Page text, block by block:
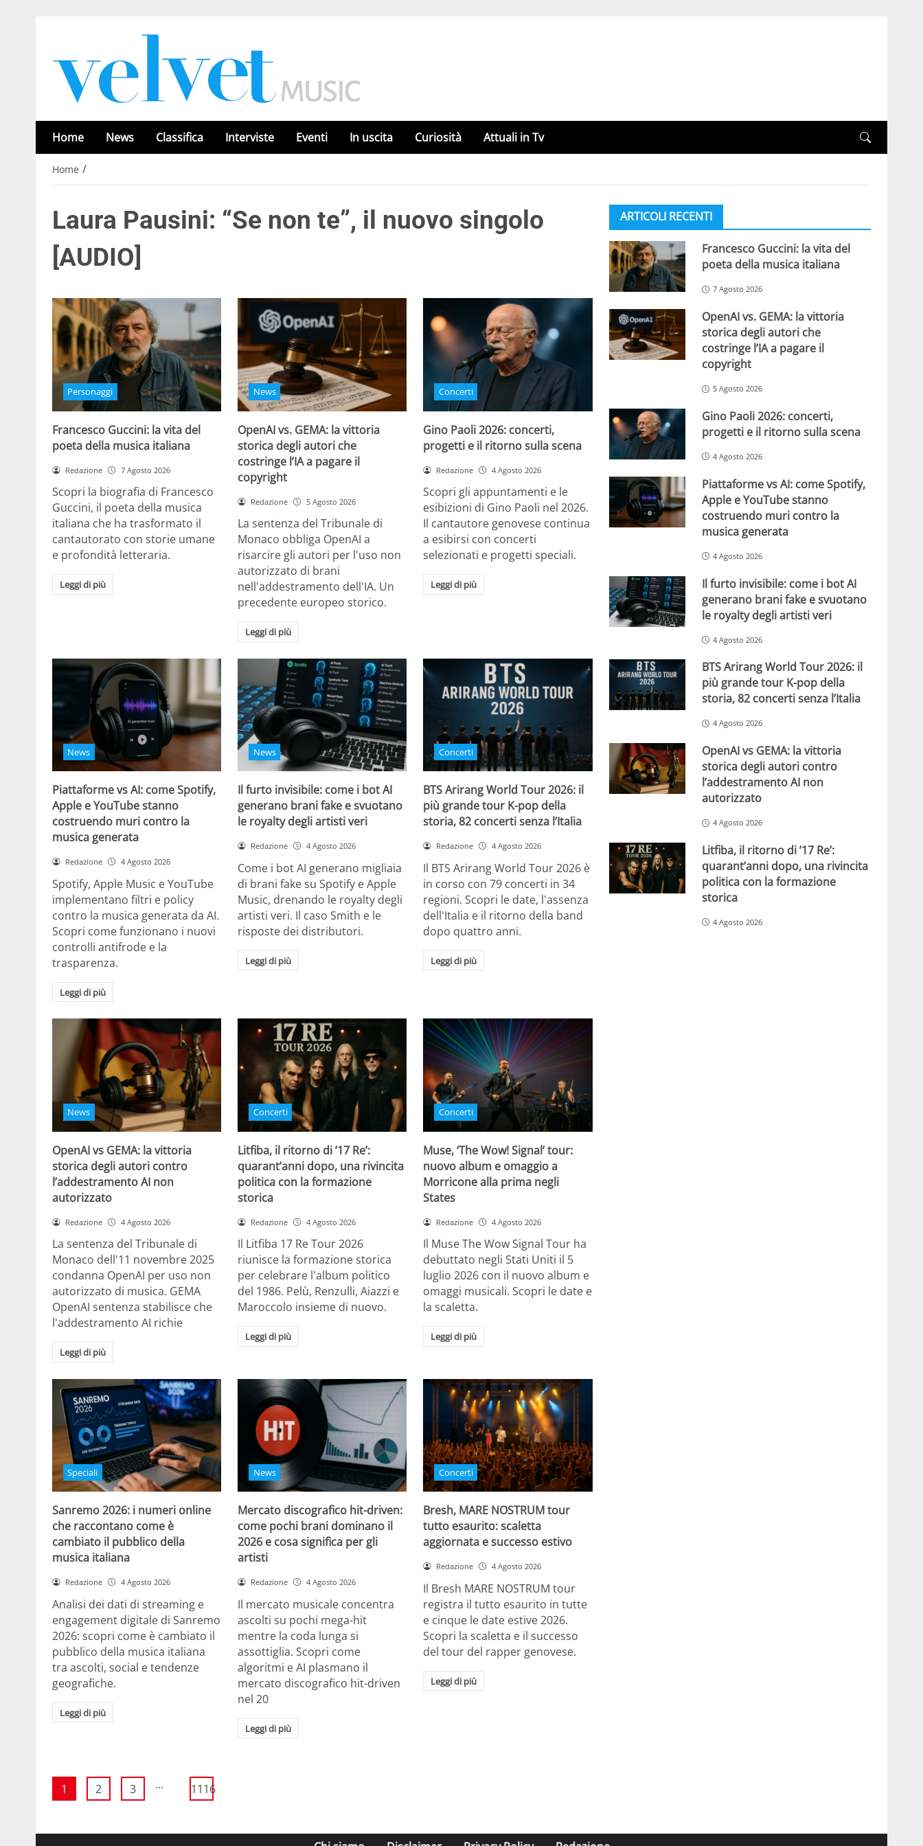
Home News Classifica Interviste Eventi In uscita Curiosità Attuali in Tv
Home /
Laura Pausini: “Se non te”, il nuovo singolo
[AUDIO]
Personaggi
Francesco Guccini: la vita del
poeta della musica italiana
Redazione 7 Agosto 2026
Scopri la biografia di Francesco
Guccini, il poeta della musica
italiana che ha trasformato il
cantautorato con storie umane
e profondità letteraria.
Leggi di più
News
OpenAI vs. GEMA: la vittoria
storica degli autori che
costringe l’IA a pagare il
copyright
Redazione 5 Agosto 2026
La sentenza del Tribunale di
Monaco obbliga OpenAI a
risarcire gli autori per l'uso non
autorizzato di brani
nell'addestramento dell'IA. Un
precedente europeo storico.
Leggi di più
Concerti
Gino Paoli 2026: concerti,
progetti e il ritorno sulla scena
Redazione 4 Agosto 2026
Scopri gli appuntamenti e le
esibizioni di Gino Paoli nel 2026.
Il cantautore genovese continua
a esibirsi con concerti
selezionati e progetti speciali.
Leggi di più
News
Piattaforme vs AI: come Spotify,
Apple e YouTube stanno
costruendo muri contro la
musica generata
Redazione 4 Agosto 2026
Spotify, Apple Music e YouTube
implementano filtri e policy
contro la musica generata da AI.
Scopri come funzionano i nuovi
controlli antifrode e la
trasparenza.
Leggi di più
News
Il furto invisibile: come i bot AI
generano brani fake e svuotano
le royalty degli artisti veri
Redazione 4 Agosto 2026
Come i bot AI generano migliaia
di brani fake su Spotify e Apple
Music, drenando le royalty degli
artisti veri. Il caso Smith e le
risposte dei distributori.
Leggi di più
Concerti
BTS Arirang World Tour 2026: il
più grande tour K-pop della
storia, 82 concerti senza l’Italia
Redazione 4 Agosto 2026
Il BTS Arirang World Tour 2026 è
in corso con 79 concerti in 34
regioni. Scopri le date, l'assenza
dell'Italia e il ritorno della band
dopo quattro anni.
Leggi di più
News
OpenAI vs GEMA: la vittoria
storica degli autori contro
l’addestramento AI non
autorizzato
Redazione 4 Agosto 2026
La sentenza del Tribunale di
Monaco dell'11 novembre 2025
condanna OpenAI per uso non
autorizzato di musica. GEMA
OpenAI sentenza stabilisce che
l'addestramento AI richie
Leggi di più
Concerti
Litfiba, il ritorno di ’17 Re’:
quarant’anni dopo, una rivincita
politica con la formazione
storica
Redazione 4 Agosto 2026
Il Litfiba 17 Re Tour 2026
riunisce la formazione storica
per celebrare l'album politico
del 1986. Pelù, Renzulli, Aiazzi e
Maroccolo insieme di nuovo.
Leggi di più
Concerti
Muse, ‘The Wow! Signal’ tour:
nuovo album e omaggio a
Morricone alla prima negli
States
Redazione 4 Agosto 2026
Il Muse The Wow Signal Tour ha
debuttato negli Stati Uniti il 5
luglio 2026 con il nuovo album e
omaggi musicali. Scopri le date e
la scaletta.
Leggi di più
Speciali
Sanremo 2026: i numeri online
che raccontano come è
cambiato il pubblico della
musica italiana
Redazione 4 Agosto 2026
Analisi dei dati di streaming e
engagement digitale di Sanremo
2026: scopri come è cambiato il
pubblico della musica italiana
tra ascolti, social e tendenze
geografiche.
Leggi di più
News
Mercato discografico hit-driven:
come pochi brani dominano il
2026 e cosa significa per gli
artisti
Redazione 4 Agosto 2026
Il mercato musicale concentra
ascolti su pochi mega-hit
mentre la coda lunga si
assottiglia. Scopri come
algoritmi e AI plasmano il
mercato discografico hit-driven
nel 20
Leggi di più
Concerti
Bresh, MARE NOSTRUM tour
tutto esaurito: scaletta
aggiornata e successo estivo
Redazione 4 Agosto 2026
Il Bresh MARE NOSTRUM tour
registra il tutto esaurito in tutte
e cinque le date estive 2026.
Scopri la scaletta e il successo
del tour del rapper genovese.
Leggi di più
1 2 3 ... 1116
ARTICOLI RECENTI
Francesco Guccini: la vita del
poeta della musica italiana
7 Agosto 2026
OpenAI vs. GEMA: la vittoria
storica degli autori che
costringe l’IA a pagare il
copyright
5 Agosto 2026
Gino Paoli 2026: concerti,
progetti e il ritorno sulla scena
4 Agosto 2026
Piattaforme vs AI: come Spotify,
Apple e YouTube stanno
costruendo muri contro la
musica generata
4 Agosto 2026
Il furto invisibile: come i bot AI
generano brani fake e svuotano
le royalty degli artisti veri
4 Agosto 2026
BTS Arirang World Tour 2026: il
più grande tour K-pop della
storia, 82 concerti senza l’Italia
4 Agosto 2026
OpenAI vs GEMA: la vittoria
storica degli autori contro
l’addestramento AI non
autorizzato
4 Agosto 2026
Litfiba, il ritorno di ’17 Re’:
quarant’anni dopo, una rivincita
politica con la formazione
storica
4 Agosto 2026